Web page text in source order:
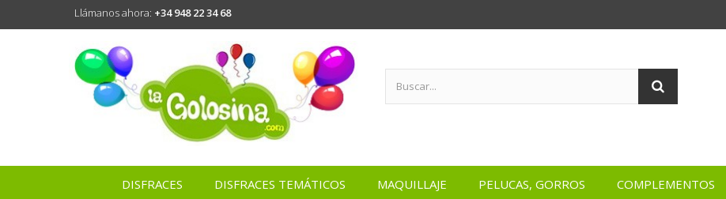
Llámanos ahora: +34 948 22 34 68
DISFRACES DISFRACES TEMÁTICOS MAQUILLAJE PELUCAS, GORROS COMPLEMENTOS